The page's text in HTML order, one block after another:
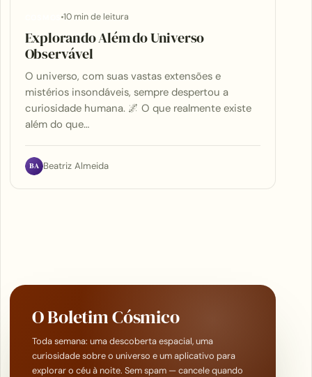
COSMOS 10 min de leitura
Explorando Além do Universo
Observável
O universo, com suas vastas extensões e
mistérios insondáveis, sempre despertou a
curiosidade humana. 🌌 O que realmente existe
além do que…
BA Beatriz Almeida
O Boletim Cósmico
Toda semana: uma descoberta espacial, uma
curiosidade sobre o universo e um aplicativo para
explorar o céu à noite. Sem spam — cancele quando